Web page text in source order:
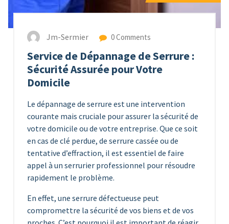
Jm-Sermier 0 Comments
Service de Dépannage de Serrure :
Sécurité Assurée pour Votre
Domicile
Le dépannage de serrure est une intervention
courante mais cruciale pour assurer la sécurité de
votre domicile ou de votre entreprise. Que ce soit
en cas de clé perdue, de serrure cassée ou de
tentative d’effraction, il est essentiel de faire
appel à un serrurier professionnel pour résoudre
rapidement le problème.
En effet, une serrure défectueuse peut
compromettre la sécurité de vos biens et de vos